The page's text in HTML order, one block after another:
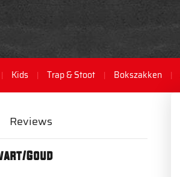
Kids Trap & Stoot Bokszakken
Goud
Reviews